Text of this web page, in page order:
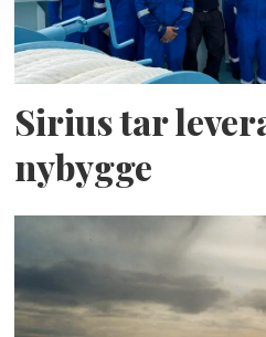
Sirius tar
nybygge